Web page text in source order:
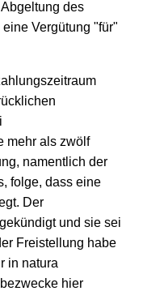
des
Vergütung "für"
mehr als zwölf
namentlich der
folge, dass eine
Der
und sie sei
Freistellung habe
in natura
hier